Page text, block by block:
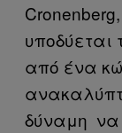
υποδύεται
από ένα
δύναμη να